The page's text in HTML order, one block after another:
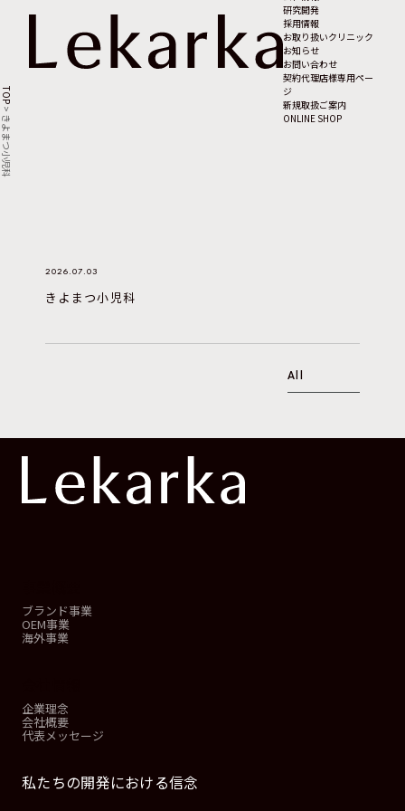
研究開発
採用情報
お取り扱いクリニック
お知らせ
お問い合わせ
契約代理店様専用ペー
ジ
新規取扱ご案内
ONLINE SHOP
TOP
>
きよまつ小児科
2026.07.03
きよまつ小児科
All
ブランド事業
OEM事業
海外事業
企業理念
会社概要
代表メッセージ
私たちの開発における信念